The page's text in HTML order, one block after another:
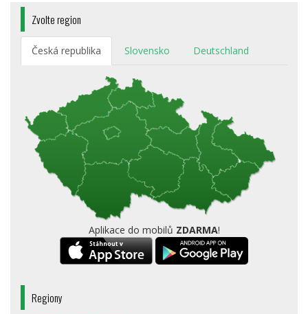
Zvolte region
Česká republika Slovensko Deutschland
Aplikace do mobilů ZDARMA!
Regiony